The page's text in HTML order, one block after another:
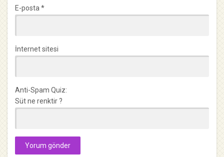
E-posta *
İnternet sitesi
Anti-Spam Quiz:
Süt ne renktir ?